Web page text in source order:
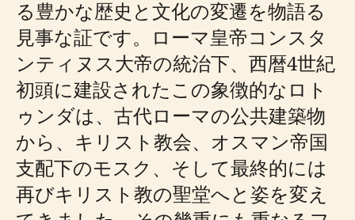
る豊かな歴史と文化の変遷を物語る
見事な証です。ローマ皇帝コンスタ
ンティヌス大帝の統治下、西暦4世紀
初頭に建設されたこの象徴的なロト
ゥンダは、古代ローマの公共建築物
から、キリスト教会、オスマン帝国
支配下のモスク、そして最終的には
再びキリスト教の聖堂へと姿を変え